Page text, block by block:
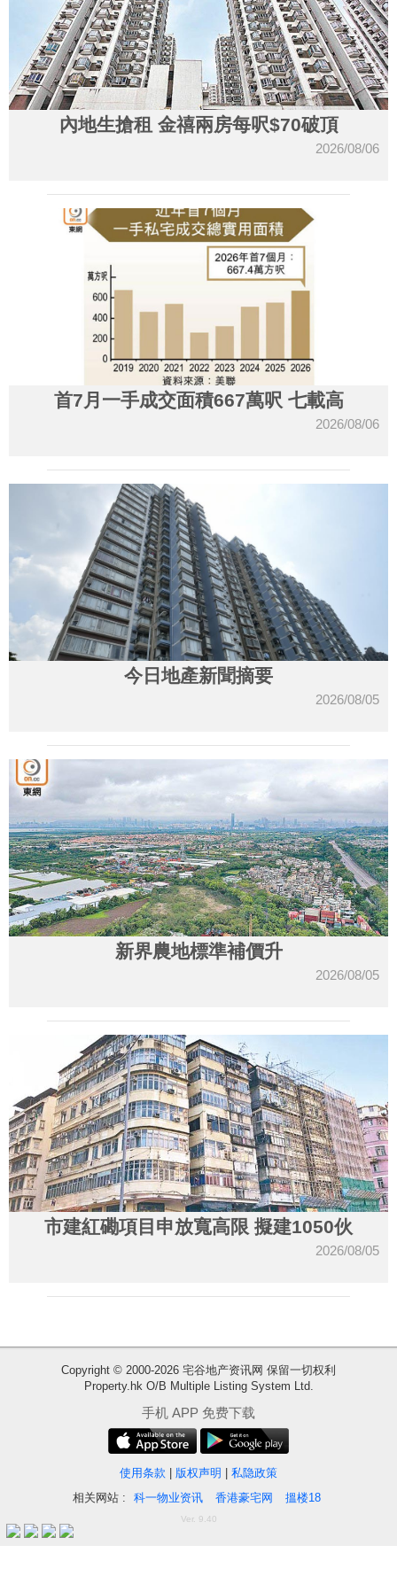
体
体
內地生搶租 金禧兩房每呎$70破頂
2026/08/06
首7月一手成交面積667萬呎 七載高
2026/08/06
今日地產新聞摘要
2026/08/05
新界農地標準補價升
2026/08/05
市建紅磡項目申放寬高限 擬建1050伙
2026/08/05
Copyright © 2000-2026 宅谷地产资讯网 保留一切权利
Property.hk O/B Multiple Listing System Ltd.
手机 APP 免费下载
使用条款 | 版权声明 | 私隐政策
相关网站 :
科一物业资讯 香港豪宅网 搵楼18
Ver. 9.40